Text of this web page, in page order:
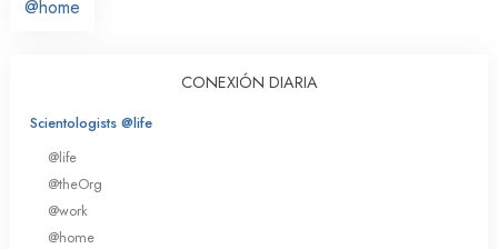
@home
CONEXIÓN DIARIA
Scientologists @life
@life
@theOrg
@work
@home